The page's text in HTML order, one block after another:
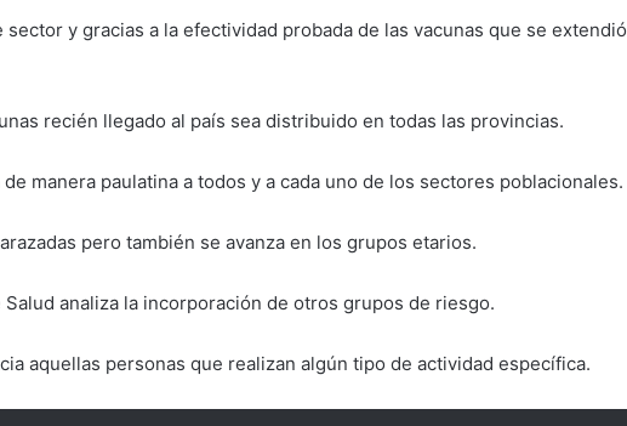
y gracias a la efectividad probada de las vacunas que se extendió
recién llegado al país sea distribuido en todas las provincias.
manera paulatina a todos y a cada uno de los sectores poblacionales.
pero también se avanza en los grupos etarios.
analiza la incorporación de otros grupos de riesgo.
aquellas personas que realizan algún tipo de actividad específica.